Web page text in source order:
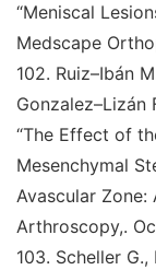
“Meniscal
Medscape
102. Ruiz–Ibán
Gonzalez–Lizán
“The Effect of
Mesenchymal
Avascular Zone:
Arthroscopy,.
103. Scheller G.,